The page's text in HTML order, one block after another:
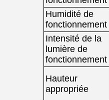
Humidité de
fonctionnement
Intensité de la
lumière de
fonctionnement
Hauteur
appropriée